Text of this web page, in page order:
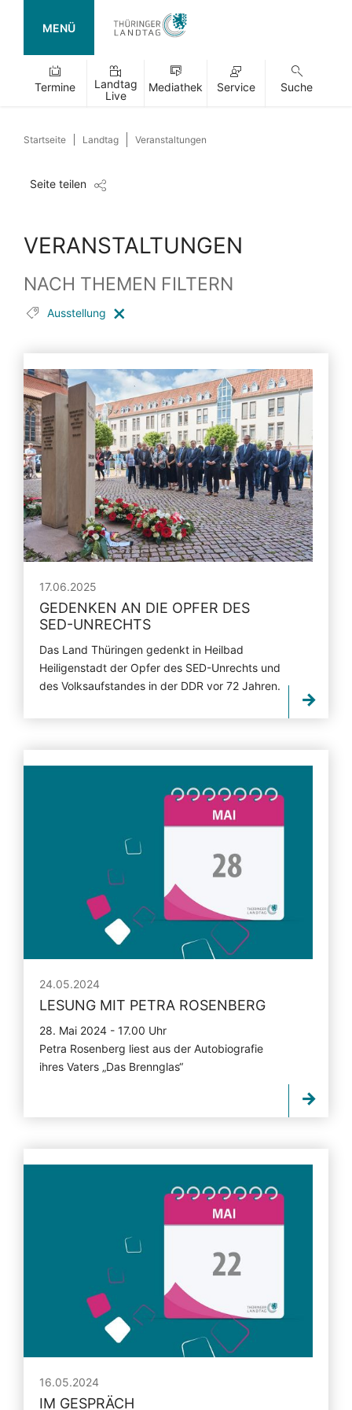
MENÜ
Termine
Landtag
Live
Mediathek Service Suche
Startseite Landtag Veranstaltungen
Seite teilen
VERANSTALTUNGEN
NACH THEMEN FILTERN
Ausstellung
17.06.2025
GEDENKEN AN DIE OPFER DES
SED-UNRECHTS
Das Land Thüringen gedenkt in Heilbad
Heiligenstadt der Opfer des SED-Unrechts und
des Volksaufstandes in der DDR vor 72 Jahren.
24.05.2024
LESUNG MIT PETRA ROSENBERG
28. Mai 2024 - 17.00 Uhr
Petra Rosenberg liest aus der Autobiografie
ihres Vaters „Das Brennglas“
16.05.2024
IM GESPRÄCH